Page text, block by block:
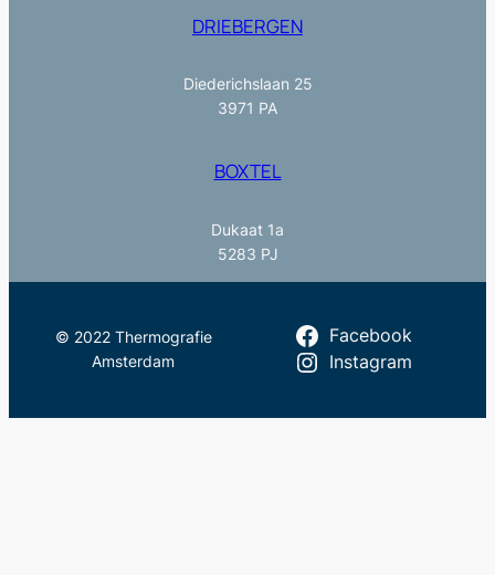
DRIEBERGEN
Diederichslaan 25
3971 PA
BOXTEL
Dukaat 1a
5283 PJ
© 2022 Thermografie
Amsterdam
Facebook
Instagram